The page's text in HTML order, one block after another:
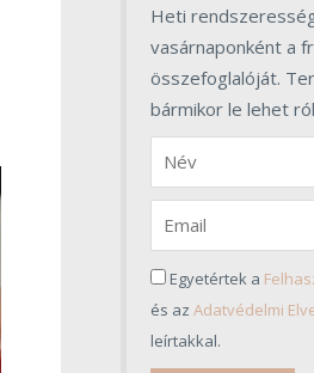
Heti
vasárnaponként a
összefoglalóját.
bármikor le lehet
Egyetértek a
és az Adatvédelmi
leírtakkal.